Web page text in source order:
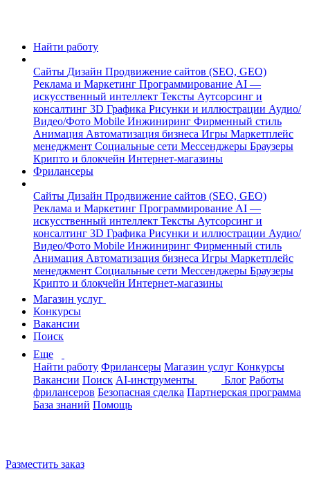
Найти работу
Сайты Дизайн Продвижение сайтов (SEO, GEO)
Реклама и Маркетинг Программирование AI —
искусственный интеллект Тексты Аутсорсинг и
консалтинг 3D Графика Рисунки и иллюстрации Аудио/
Видео/Фото Mobile Инжиниринг Фирменный стиль
Анимация Автоматизация бизнеса Игры Маркетплейс
менеджмент Социальные сети Мессенджеры Браузеры
Крипто и блокчейн Интернет-магазины
Фрилансеры
Сайты Дизайн Продвижение сайтов (SEO, GEO)
Реклама и Маркетинг Программирование AI —
искусственный интеллект Тексты Аутсорсинг и
консалтинг 3D Графика Рисунки и иллюстрации Аудио/
Видео/Фото Mobile Инжиниринг Фирменный стиль
Анимация Автоматизация бизнеса Игры Маркетплейс
менеджмент Социальные сети Мессенджеры Браузеры
Крипто и блокчейн Интернет-магазины
Магазин услуг
Конкурсы
Вакансии
Поиск
Еще
Найти работу Фрилансеры Магазин услуг Конкурсы
Вакансии Поиск AI-инструменты Блог Работы
фрилансеров Безопасная сделка Партнерская программа
База знаний Помощь
Разместить заказ